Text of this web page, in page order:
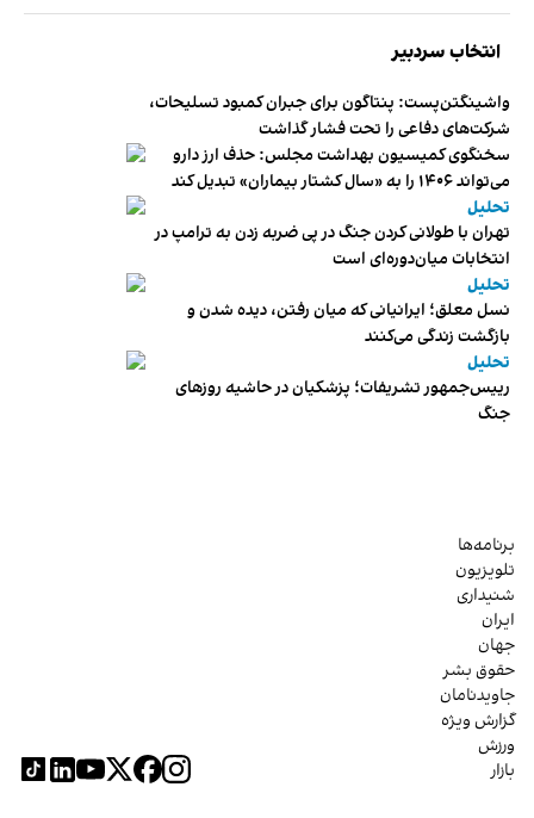
انتخاب سردبیر
واشینگتن‌پست: پنتاگون برای جبران کمبود تسلیحات،
شرکت‌های دفاعی را تحت فشار گذاشت
سخنگوی کمیسیون بهداشت مجلس: حذف ارز دارو
می‌تواند ۱۴۰۶ را به «سال کشتار بیماران» تبدیل کند
تحلیل
تهران با طولانی کردن جنگ در پی ضربه زدن به ترامپ در
انتخابات میان‌دوره‌ای است
تحلیل
نسل معلق؛ ایرانیانی که میان رفتن، دیده شدن و
بازگشت زندگی می‌کنند
تحلیل
رییس‌جمهور تشریفات؛ پزشکیان در حاشیه روزهای
جنگ
برنامه‌ها
تلویزیون
شنیداری
ایران
جهان
حقوق بشر
جاویدنامان
گزارش ویژه
ورزش
بازار